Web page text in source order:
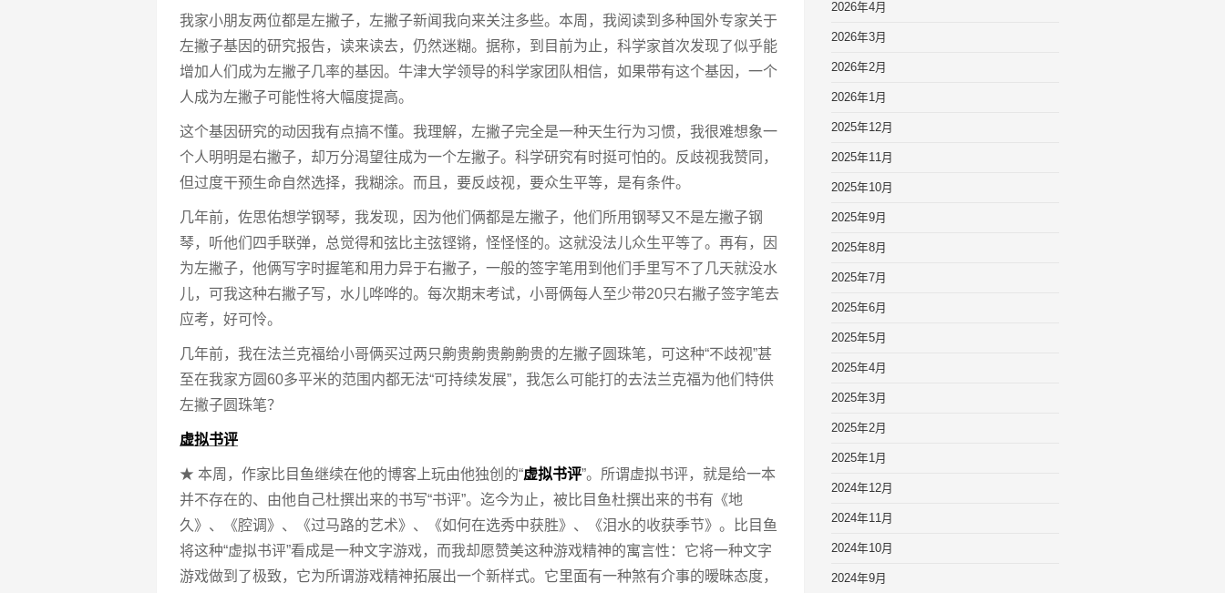
我家小朋友两位都是左撇子，左撇子新闻我向来关注多些。本周，我阅读到多种国外专家关于
左撇子基因的研究报告，读来读去，仍然迷糊。据称，到目前为止，科学家首次发现了似乎能
增加人们成为左撇子几率的基因。牛津大学领导的科学家团队相信，如果带有这个基因，一个
人成为左撇子可能性将大幅度提高。
这个基因研究的动因我有点搞不懂。我理解，左撇子完全是一种天生行为习惯，我很难想象一
个人明明是右撇子，却万分渴望往成为一个左撇子。科学研究有时挺可怕的。反歧视我赞同，
但过度干预生命自然选择，我糊涂。而且，要反歧视，要众生平等，是有条件。
几年前，佐思佑想学钢琴，我发现，因为他们俩都是左撇子，他们所用钢琴又不是左撇子钢
琴，听他们四手联弹，总觉得和弦比主弦铿锵，怪怪怪的。这就没法儿众生平等了。再有，因
为左撇子，他俩写字时握笔和用力异于右撇子，一般的签字笔用到他们手里写不了几天就没水
儿，可我这种右撇子写，水儿哗哗的。每次期末考试，小哥俩每人至少带20只右撇子签字笔去
应考，好可怜。
几年前，我在法兰克福给小哥俩买过两只齁贵齁贵齁齁贵的左撇子圆珠笔，可这种“不歧视”甚
至在我家方圆60多平米的范围内都无法“可持续发展”，我怎么可能打的去法兰克福为他们特供
左撇子圆珠笔？
虚拟书评
★ 本周，作家比目鱼继续在他的博客上玩由他独创的“虚拟书评”。所谓虚拟书评，就是给一本
并不存在的、由他自己杜撰出来的书写“书评”。迄今为止，被比目鱼杜撰出来的书有《地
久》、《腔调》、《过马路的艺术》、《如何在选秀中获胜》、《泪水的收获季节》。比目鱼
将这种“虚拟书评”看成是一种文字游戏，而我却愿赞美这种游戏精神的寓言性：它将一种文字
游戏做到了极致，它为所谓游戏精神拓展出一个新样式。它里面有一种煞有介事的暧昧态度，
2026年4月
2026年3月
2026年2月
2026年1月
2025年12月
2025年11月
2025年10月
2025年9月
2025年8月
2025年7月
2025年6月
2025年5月
2025年4月
2025年3月
2025年2月
2025年1月
2024年12月
2024年11月
2024年10月
2024年9月